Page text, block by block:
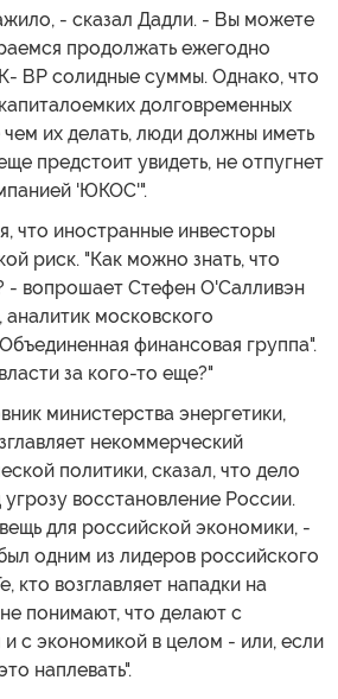
- сказал Дадли. - Вы можете
продолжать ежегодно
ВР солидные суммы. Однако, что
долговременных
их делать, люди должны иметь
предстоит увидеть, не отпугнет
'ЮКОС'".
что иностранные инвесторы
риск. "Как можно знать, что
- вопрошает Стефен О'Салливэн
московского
финансовая группа".
за кого-то еще?"
министерства энергетики,
некоммерческий
политики, сказал, что дело
восстановление России.
для российской экономики, -
одним из лидеров российского
кто возглавляет нападки на
понимают, что делают с
с экономикой в целом - или, если
наплевать".